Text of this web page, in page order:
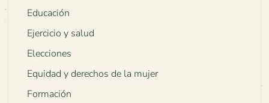
Educación
Ejercicio y salud
Elecciones
Equidad y derechos de la mujer
Formación